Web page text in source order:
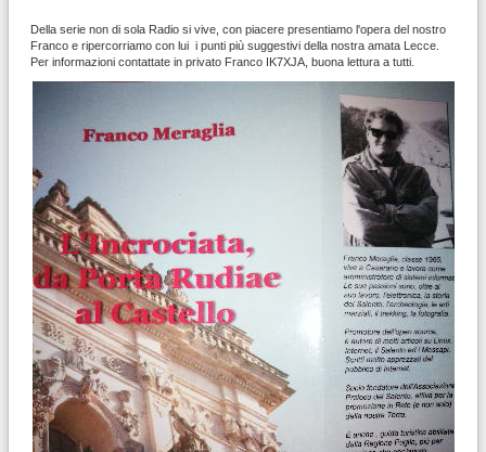
Della serie non di sola Radio si vive, con piacere presentiamo l'opera del nostro
Franco e ripercorriamo con lui i punti più suggestivi della nostra amata Lecce.
Per informazioni contattate in privato Franco IK7XJA, buona lettura a tutti.